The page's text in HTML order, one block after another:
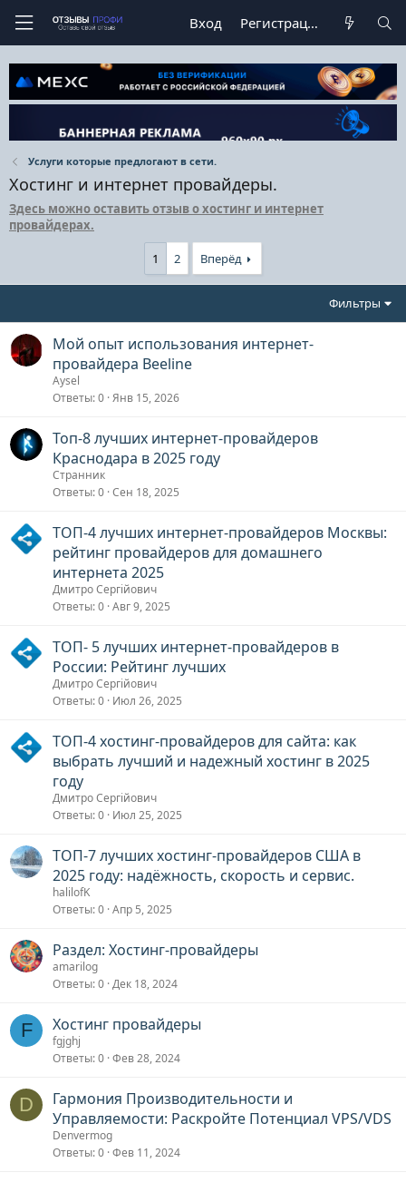
Вход Регистрация
Услуги которые предлогают в сети.
Хостинг и интернет провайдеры.
Здесь можно оставить отзыв о хостинг и интернет
провайдерах.
1 2 Вперёд
Фильтры
Мой опыт использования интернет-
провайдера Beeline
Aysel
Ответы 0 Янв 15, 2026
Топ-8 лучших интернет-провайдеров
Краснодара в 2025 году
Странник
Ответы 0 Сен 18, 2025
ТОП-4 лучших интернет-провайдеров Москвы:
рейтинг провайдеров для домашнего
интернета 2025
Дмитро Сергійович
Ответы 0 Авг 9, 2025
ТОП- 5 лучших интернет-провайдеров в
России: Рейтинг лучших
Дмитро Сергійович
Ответы 0 Июл 26, 2025
ТОП-4 хостинг-провайдеров для сайта: как
выбрать лучший и надежный хостинг в 2025
году
Дмитро Сергійович
Ответы 0 Июл 25, 2025
ТОП-7 лучших хостинг-провайдеров США в
2025 году: надёжность, скорость и сервис.
halilofK
Ответы 0 Апр 5, 2025
Раздел: Хостинг-провайдеры
amarilog
Ответы 0 Дек 18, 2024
F Хостинг провайдеры
fgjghj
Ответы 0 Фев 28, 2024
D
Гармония Производительности и
Управляемости: Раскройте Потенциал VPS/VDS
Denvermog
Ответы 0 Фев 11, 2024